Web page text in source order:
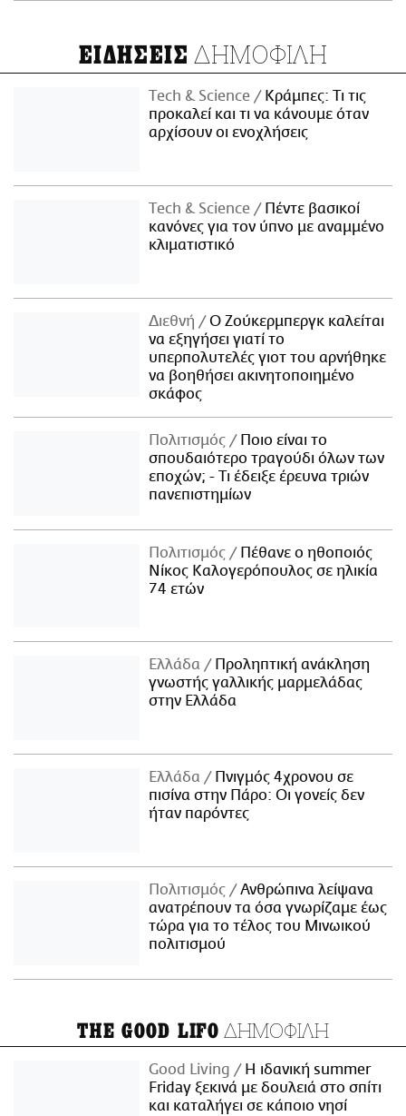
ΕΙΔΗΣΕΙΣ ΔΗΜΟΦΙΛΗ
Τech & Science
Κράμπες: Τι τις
προκαλεί και τι να κάνουμε όταν
αρχίσουν οι ενοχλήσεις
Τech & Science
Πέντε βασικοί
κανόνες για τον ύπνο με αναμμένο
κλιματιστικό
Διεθνή
Ο Ζούκερμπεργκ καλείται
να εξηγήσει γιατί το
υπερπολυτελές γιοτ του αρνήθηκε
να βοηθήσει ακινητοποιημένο
σκάφος
Πολιτισμός
Ποιο είναι το
σπουδαιότερο τραγούδι όλων των
εποχών; - Τι έδειξε έρευνα τριών
πανεπιστημίων
Πολιτισμός
Πέθανε ο ηθοποιός
Νίκος Καλογερόπουλος σε ηλικία
74 ετών
Ελλάδα
Προληπτική ανάκληση
γνωστής γαλλικής μαρμελάδας
στην Ελλάδα
Ελλάδα
Πνιγμός 4χρονου σε
πισίνα στην Πάρο: Οι γονείς δεν
ήταν παρόντες
Πολιτισμός
Ανθρώπινα λείψανα
ανατρέπουν τα όσα γνωρίζαμε έως
τώρα για το τέλος του Μινωικού
πολιτισμού
THE GOOD LIFO ΔΗΜΟΦΙΛΗ
Good Living
Η ιδανική summer
Friday ξεκινά με δουλειά στο σπίτι
και καταλήγει σε κάποιο νησί